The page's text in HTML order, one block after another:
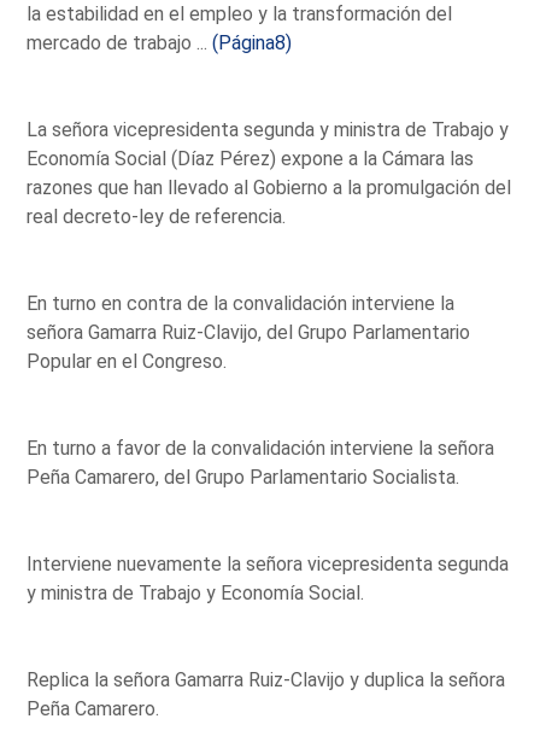
la estabilidad en el empleo y la transformación del
mercado de trabajo ...(Página8)
La señora vicepresidenta segunda y ministra de Trabajo y
Economía Social (Díaz Pérez) expone a la Cámara las
razones que han llevado al Gobierno a la promulgación del
real decreto-ley de referencia.
En turno en contra de la convalidación interviene la
señora Gamarra Ruiz-Clavijo, del Grupo Parlamentario
Popular en el Congreso.
En turno a favor de la convalidación interviene la señora
Peña Camarero, del Grupo Parlamentario Socialista.
Interviene nuevamente la señora vicepresidenta segunda
y ministra de Trabajo y Economía Social.
Replica la señora Gamarra Ruiz-Clavijo y duplica la señora
Peña Camarero.